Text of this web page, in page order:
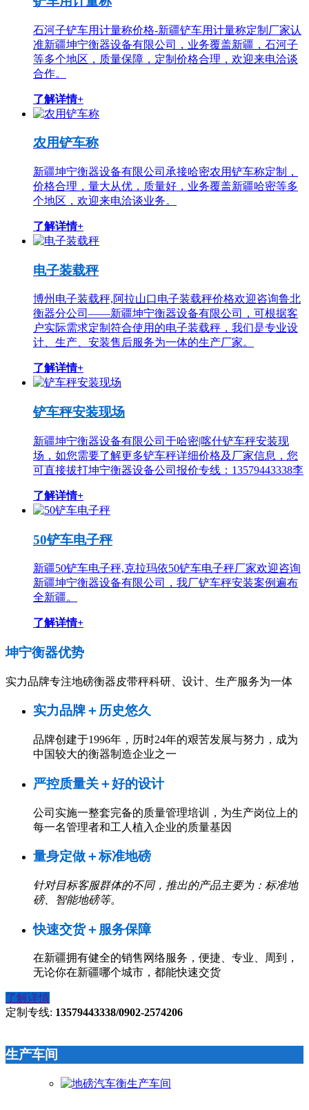
石河子铲车用计量称价格-新疆铲车用计量称定制厂家认
准新疆坤宁衡器设备有限公司，业务覆盖新疆，石河子
等多个地区，质量保障，定制价格合理，欢迎来电洽谈
合作。
了解详情+
农用铲车称
新疆坤宁衡器设备有限公司承接哈密农用铲车称定制，
价格合理，量大从优，质量好，业务覆盖新疆哈密等多
个地区，欢迎来电洽谈业务。
了解详情+
电子装载秤
博州电子装载秤,阿拉山口电子装载秤价格欢迎咨询鲁北
衡器分公司——新疆坤宁衡器设备有限公司，可根据客
户实际需求定制符合使用的电子装载秤，我们是专业设
计、生产、安装售后服务为一体的生产厂家。
了解详情+
铲车秤安装现场
新疆坤宁衡器设备有限公司于哈密|喀什铲车秤安装现
场，如您需要了解更多铲车秤详细价格及厂家信息，您
可直接拔打坤宁衡器设备公司报价专线：13579443338李
了解详情+
50铲车电子秤
新疆50铲车电子秤,克拉玛依50铲车电子秤厂家欢迎咨询
新疆坤宁衡器设备有限公司，我厂铲车秤安装案例遍布
全新疆。
了解详情+
坤宁衡器优势
实力品牌专注地磅衡器皮带秤科研、设计、生产服务为一体
实力品牌＋历史悠久
品牌创建于1996年，历时24年的艰苦发展与努力，成为
中国较大的衡器制造企业之一
严控质量关＋好的设计
公司实施一整套完备的质量管理培训，为生产岗位上的
每一名管理者和工人植入企业的质量基因
量身定做＋标准地磅
针对目标客服群体的不同，推出的产品主要为：标准地
磅、智能地磅等。
快速交货＋服务保障
在新疆拥有健全的销售网络服务，便捷、专业、周到，
无论你在新疆哪个城市，都能快速交货
了解详情
定制专线: 13579443338/0902-2574206
生产车间